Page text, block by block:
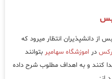
از دانشپذیران انتظار میرود که
در اموزشگاه سهامیر بتوانند
کنند و به اهداف مطلوب شرح داده